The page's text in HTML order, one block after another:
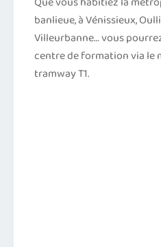
banlieue, à Vénissieux,
Villeurbanne… vous
centre de formation via le
tramway T1.